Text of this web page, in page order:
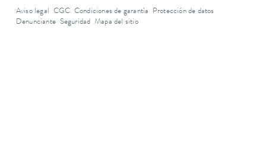
Aviso legal CGC Condiciones de garantía
Protección de datos
Denunciante Seguridad Mapa del sitio